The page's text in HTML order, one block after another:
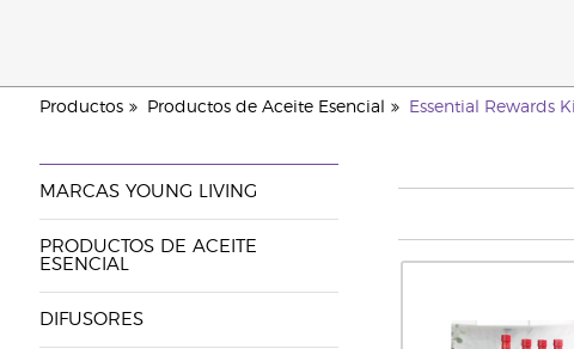
Productos Productos de Aceite Esencial Essential Rewards
MARCAS YOUNG LIVING
PRODUCTOS DE ACEITE
ESENCIAL
DIFUSORES